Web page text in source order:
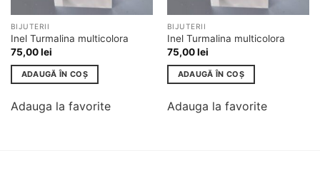
BIJUTERII
Inel Turmalina multicolora
75,00lei
ADAUGĂ ÎN COȘ
Adauga la favorite
BIJUTERII
Inel Turmalina multicolora
75,00lei
ADAUGĂ ÎN COȘ
Adauga la favorite